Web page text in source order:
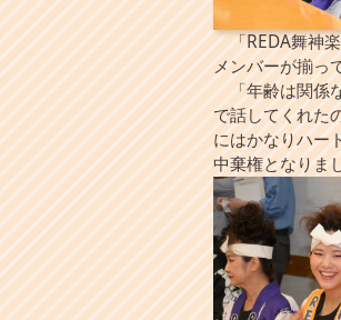
「REDA舞神楽
メンバーが揃っ
「年齢は関係
で話してくれた
にはかなりハー
中棄権となりま